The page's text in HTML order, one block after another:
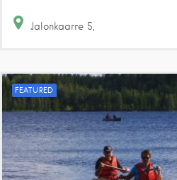
Jalonkaarre 5
FEATURED